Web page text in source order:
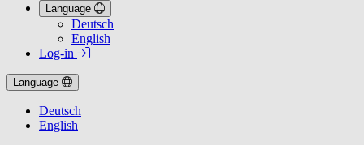
Language
Deutsch
English
Log-in
Language
Deutsch
English